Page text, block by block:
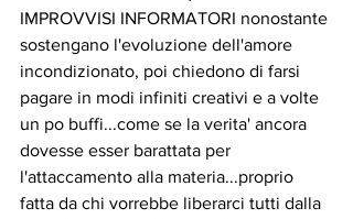
IMPROVVISI INFORMATORI nonostante
sostengano l'evoluzione dell'amore
incondizionato, poi chiedono di farsi
pagare in modi infiniti creativi e a volte
un po buffi...come se la verita' ancora
dovesse esser barattata per
l'attaccamento alla materia...proprio
fatta da chi vorrebbe liberarci tutti dalla